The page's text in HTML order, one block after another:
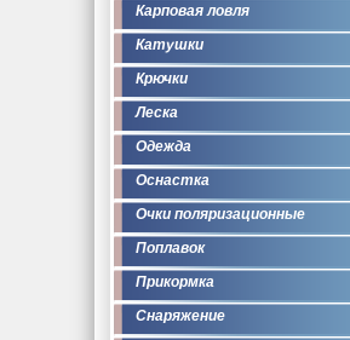
Карповая ловля
Катушки
Крючки
Леска
Одежда
Оснастка
Очки поляризационные
Поплавок
Прикормка
Снаряжение